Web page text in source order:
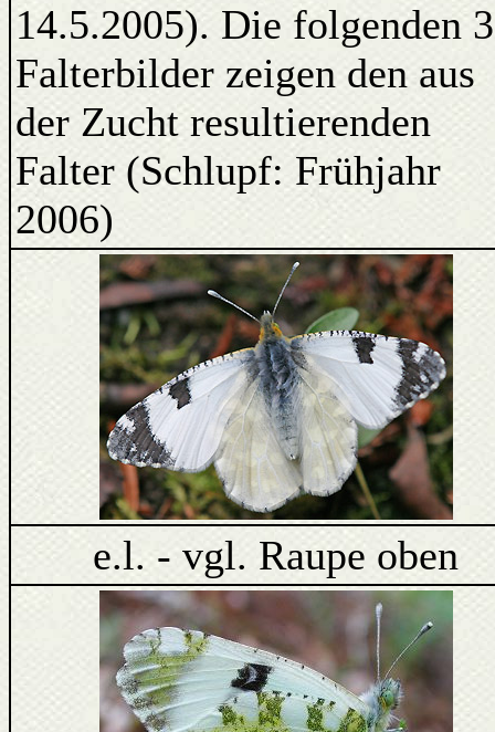
14.5.2005). Die folgenden 3
Falterbilder zeigen den aus
der Zucht resultierenden
Falter (Schlupf: Frühjahr
2006)
e.l. - vgl. Raupe oben